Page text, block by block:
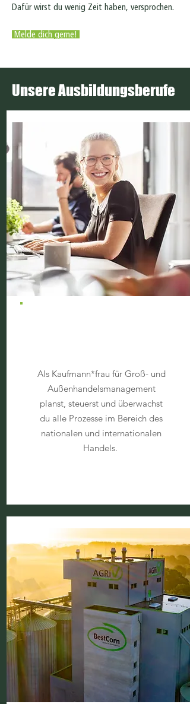
Dafür wirst du wenig Zeit haben, versprochen.
Melde dich gerne!
Unsere Ausbildungsberufe
Als Kaufmann*frau für Groß- und
Außenhandelsmanagement
planst, steuerst und überwachst
du alle Prozesse im Bereich des
nationalen und internationalen
Handels.